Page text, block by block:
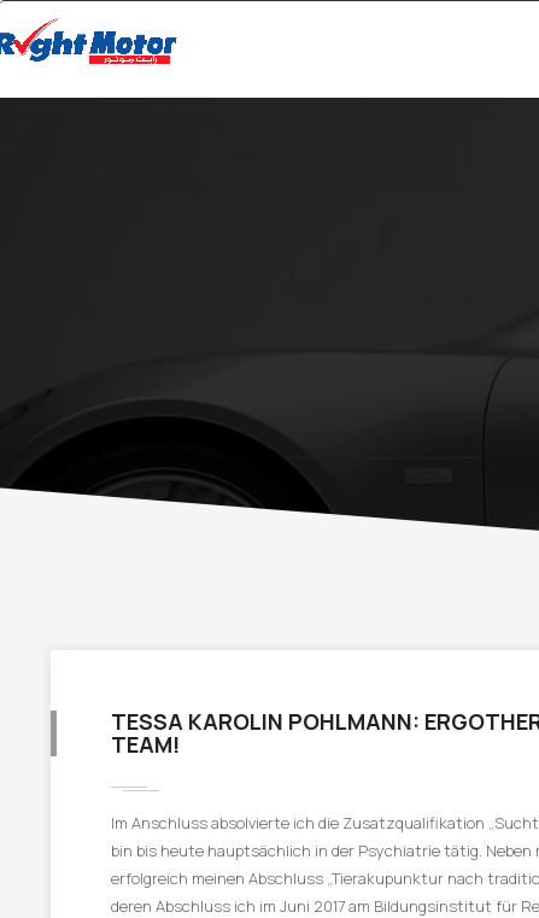
TESSA KAROLIN POHLMANN:
TEAM!
Im Anschluss absolvierte ich die Zusatzqualifikation
bin bis heute hauptsächlich in der Psychiatrie tätig.
erfolgreich meinen Abschluss „Tierakupunktur nach
deren Abschluss ich im Juni 2017 am Bildungsinstitut für